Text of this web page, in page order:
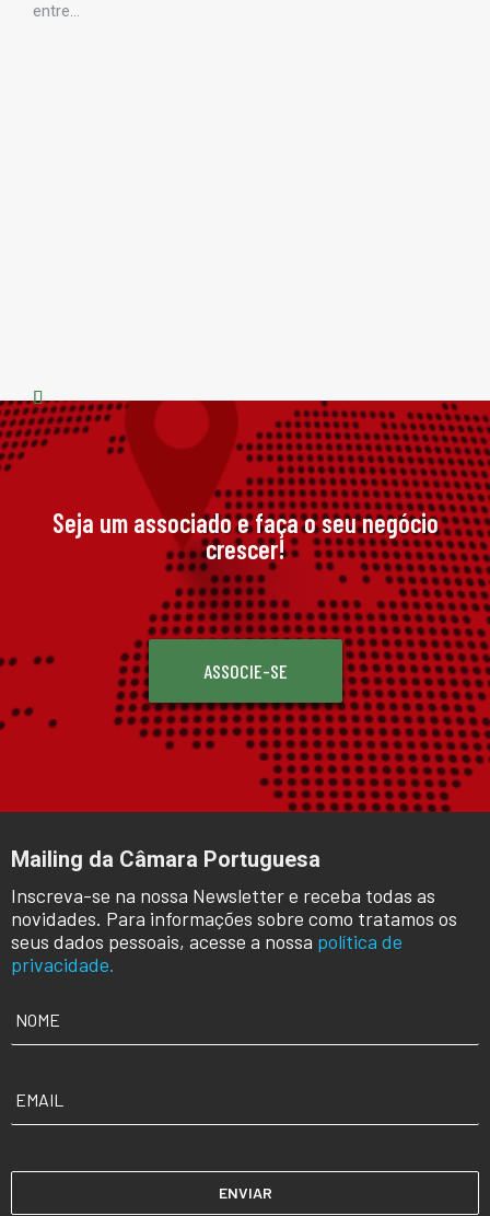
entre…
Seja um associado e faça o seu negócio
crescer!
ASSOCIE-SE
Mailing da Câmara Portuguesa
Inscreva-se na nossa Newsletter e receba todas as
novidades. Para informações sobre como tratamos os
seus dados pessoais, acesse a nossa política de
privacidade.